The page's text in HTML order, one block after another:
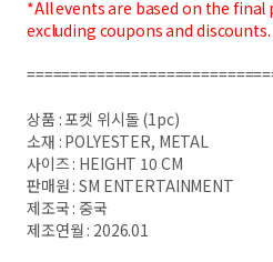
*All events are based on the
excluding coupons and discounts.
상품 : 포켓 위시돌 (1pc)
소재 : POLYESTER, METAL
사이즈 : HEIGHT 10 CM
판매원 : SM ENTERTAINMENT
제조국 : 중국
제조연월 : 2026.01